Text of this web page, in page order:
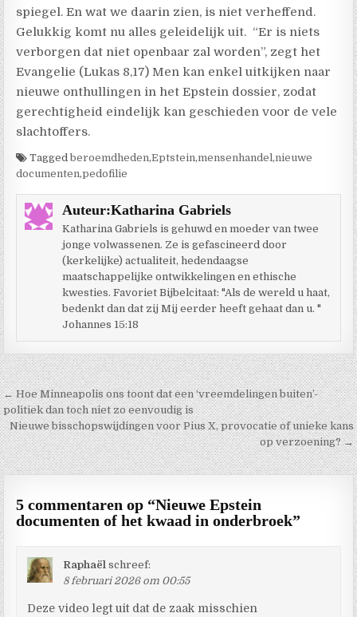
spiegel. En wat we daarin zien, is niet verheffend.
Gelukkig komt nu alles geleidelijk uit. “Er is niets
verborgen dat niet openbaar zal worden”, zegt het
Evangelie (Lukas 8,17) Men kan enkel uitkijken naar
nieuwe onthullingen in het Epstein dossier, zodat
gerechtigheid eindelijk kan geschieden voor de vele
slachtoffers.
Taggedberoemdheden,Eptstein,mensenhandel,nieuwe
documenten,pedofilie
Auteur:Katharina Gabriels
Katharina Gabriels is gehuwd en moeder van twee
jonge volwassenen. Ze is gefascineerd door
(kerkelijke) actualiteit, hedendaagse
maatschappelijke ontwikkelingen en ethische
kwesties. Favoriet Bijbelcitaat: "Als de wereld u haat,
bedenkt dan dat zij Mij eerder heeft gehaat dan u. "
Johannes 15:18
Berichtnavigatie
← Hoe Minneapolis ons toont dat een ‘vreemdelingen buiten’-
politiek dan toch niet zo eenvoudig is
Nieuwe bisschopswijdingen voor Pius X, provocatie of unieke kans
op verzoening? →
5 commentaren op “Nieuwe Epstein
documenten of het kwaad in onderbroek”
Raphaël schreef:
8 februari 2026 om 00:55
Deze video legt uit dat de zaak misschien